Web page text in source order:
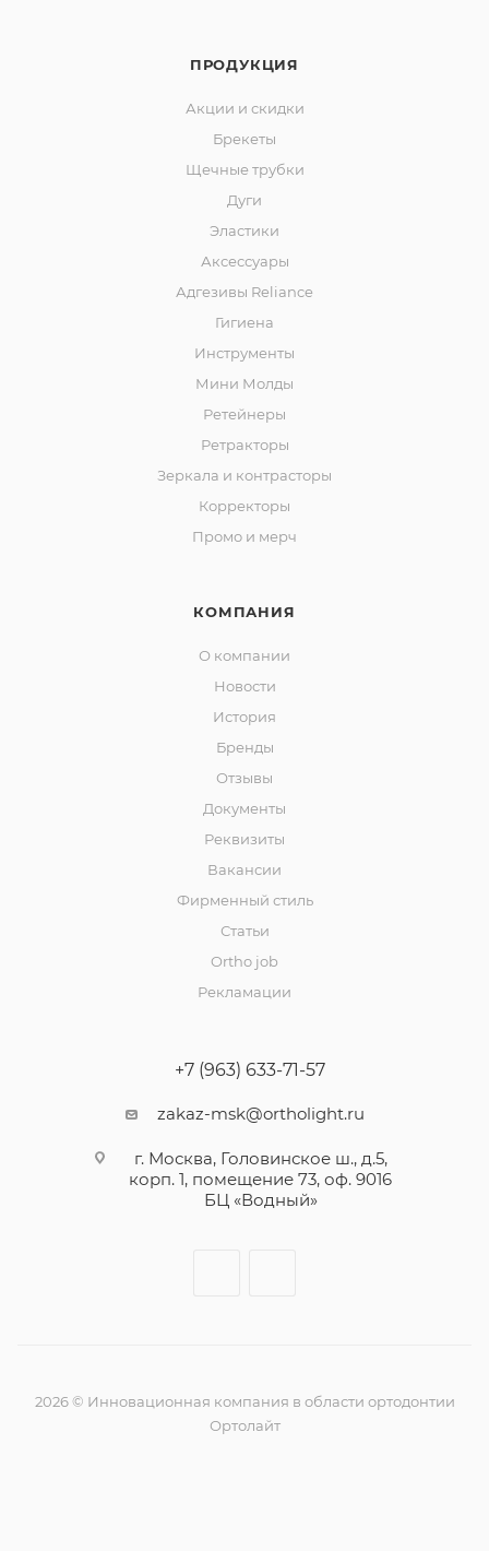
ПРОДУКЦИЯ
Акции и скидки
Брекеты
Щечные трубки
Дуги
Эластики
Аксессуары
Адгезивы Reliance
Гигиена
Инструменты
Мини Молды
Ретейнеры
Ретракторы
Зеркала и контраcторы
Корректоры
Промо и мерч
КОМПАНИЯ
О компании
Новости
История
Бренды
Отзывы
Документы
Реквизиты
Вакансии
Фирменный стиль
Статьи
Ortho job
Рекламации
+7 (963) 633-71-57
zakaz-msk@ortholight.ru
г. Москва, Головинское ш., д.5,
корп. 1, помещение 73, оф. 9016
БЦ «Водный»
2026 © Инновационная компания в области ортодонтии
Ортолайт